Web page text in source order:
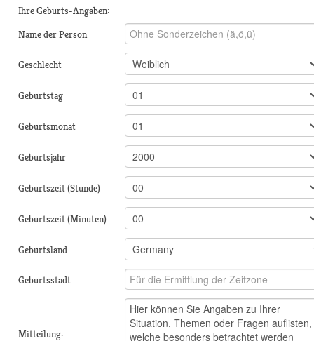
Ihre Geburts-Angaben:
Name der Person
Geschlecht
Geburtstag
Geburtsmonat
Geburtsjahr
Geburtszeit (Stunde)
Geburtszeit (Minuten)
Geburtsland
Geburtsstadt
Mitteilung: